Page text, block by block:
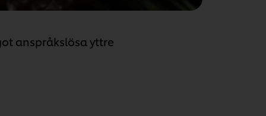
anspråkslösa yttre